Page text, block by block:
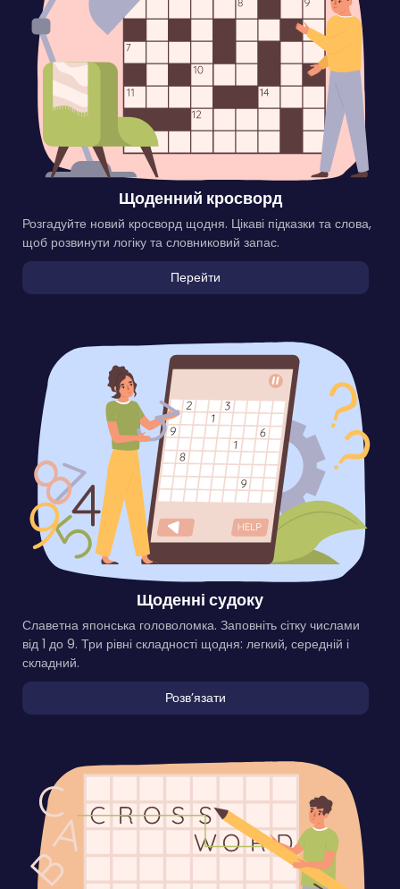
Щоденний кросворд
Розгадуйте новий кросворд щодня. Цікаві підказки та слова,
щоб розвинути логіку та словниковий запас.
Перейти
Щоденні судоку
Славетна японська головоломка. Заповніть сітку числами
від 1 до 9. Три рівні складності щодня: легкий, середній і
складний.
Розвʼязати